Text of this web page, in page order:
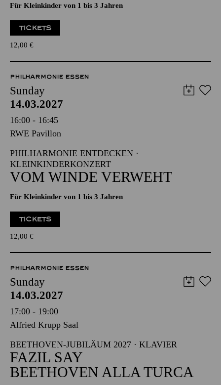
Für Kleinkinder von 1 bis 3 Jahren
TICKETS
12,00 €
PHILHARMONIE ESSEN
Sunday
14.03.2027
16:00 - 16:45
RWE Pavillon
PHILHARMONIE ENTDECKEN ·
KLEINKINDERKONZERT
VOM WINDE VERWEHT
Für Kleinkinder von 1 bis 3 Jahren
TICKETS
12,00 €
PHILHARMONIE ESSEN
Sunday
14.03.2027
17:00 - 19:00
Alfried Krupp Saal
BEETHOVEN-JUBILÄUM 2027 · KLAVIER
FAZIL SAY
BEETHOVEN ALLA TURCA